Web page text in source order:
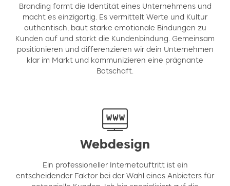
Branding formt die Identität eines Unternehmens und
macht es einzigartig. Es vermittelt Werte und Kultur
authentisch, baut starke emotionale Bindungen zu
Kunden auf und stärkt die Kundenbindung. Gemeinsam
positionieren und differenzieren wir dein Unternehmen
klar im Markt und kommunizieren eine prägnante
Botschaft.
Webdesign
Ein professioneller Internetauftritt ist ein
entscheidender Faktor bei der Wahl eines Anbieters für